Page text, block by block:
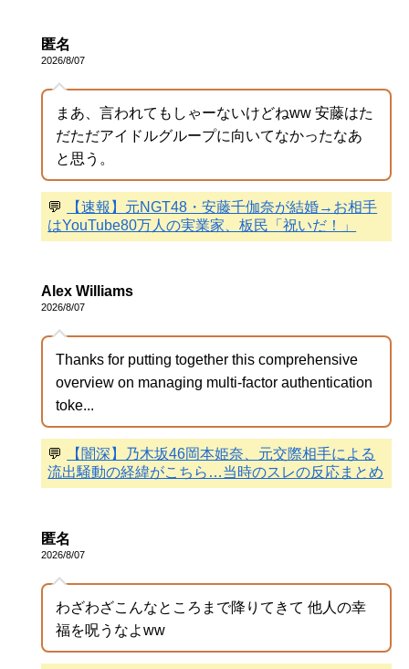
匿名
2026/8/07
まあ、言われてもしゃーないけどねww 安藤はた
だただアイドルグループに向いてなかったなあ
と思う。
💬
【速報】元NGT48・安藤千伽奈が結婚→お相手
はYouTube80万人の実業家、板民「祝いだ！」
Alex Williams
2026/8/07
Thanks for putting together this comprehensive
overview on managing multi-factor authentication
toke...
💬
【闇深】乃木坂46岡本姫奈、元交際相手による
流出騒動の経緯がこちら…当時のスレの反応まとめ
匿名
2026/8/07
わざわざこんなところまで降りてきて 他人の幸
福を呪うなよww